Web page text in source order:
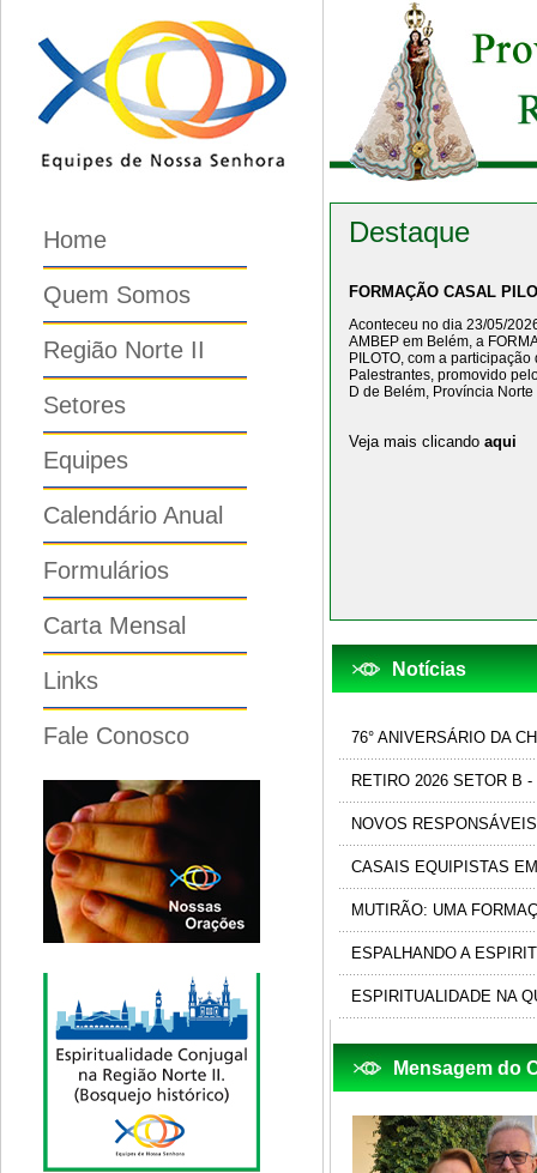
Home
Quem Somos
Região Norte II
Setores
Equipes
Calendário Anual
Formulários
Carta Mensal
Links
Fale Conosco
Destaque
FORMAÇÃO CASAL
Aconteceu no dia 23/05/
AMBEP em Belém, a
PILOTO, com a
Palestrantes, promovido
D de Belém, Província
Veja mais clicando aqui
Notícias
76° ANIVERSÁRIO DA
RETIRO 2026 SETOR B
NOVOS
CASAIS EQUIPISTAS
MUTIRÃO: UMA
ESPALHANDO A
ESPIRITUALIDADE NA
Mensagem do